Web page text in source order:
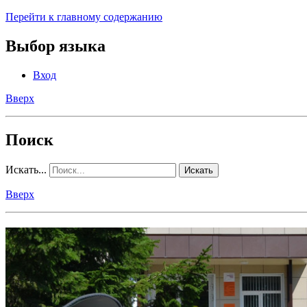
Перейти к главному содержанию
Выбор языка
Вход
Вверх
Поиск
Искать... Искать
Вверх